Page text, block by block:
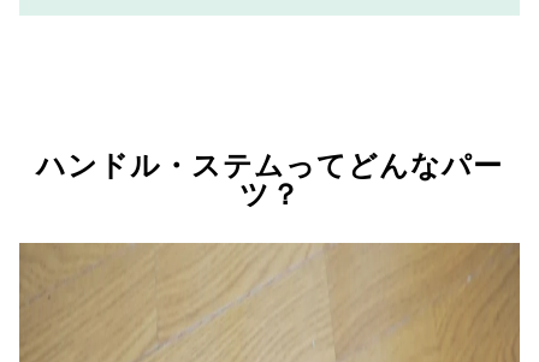
ハンドル・ステムってどんなパー
ツ？